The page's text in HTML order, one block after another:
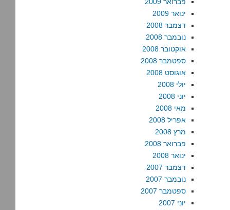
ינואר 2009
דצמבר 2008
נובמבר 2008
אוקטובר 2008
ספטמבר 2008
אוגוסט 2008
יולי 2008
יוני 2008
מאי 2008
אפריל 2008
מרץ 2008
פברואר 2008
ינואר 2008
דצמבר 2007
נובמבר 2007
ספטמבר 2007
יוני 2007